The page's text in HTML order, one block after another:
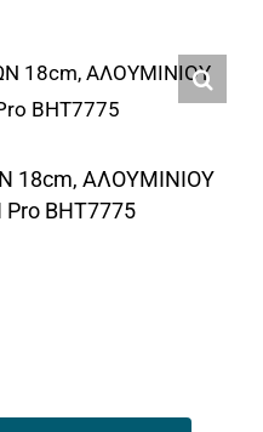
18cm, ΑΛΟΥΜΙΝΙΟΥ
BHT7775